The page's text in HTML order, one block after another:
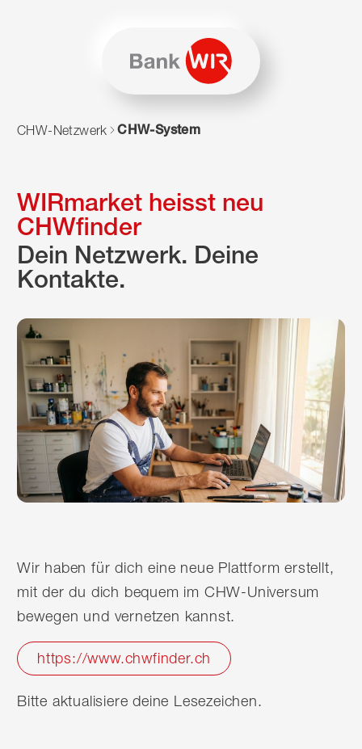
Zum Navigieren dieser Seite wird JavaScript benötigt.
CHW-Netzwerk CHW-System
WIRmarket heisst neu
CHWfinder
Dein Netzwerk. Deine
Kontakte.
Wir haben für dich eine neue Plattform erstellt,
mit der du dich bequem im CHW-Universum
bewegen und vernetzen kannst.
https://www.chwfinder.ch
Bitte aktualisiere deine Lesezeichen.